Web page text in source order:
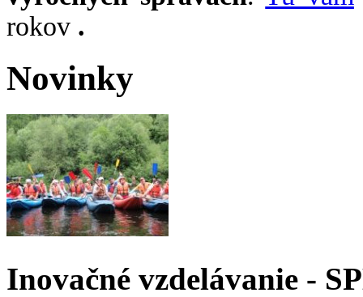
rokov .
Novinky
Inovačné vzdelávanie -